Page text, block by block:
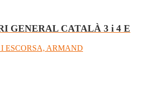
GENERAL CATALÀ 3 i 4 E
ESCORSA, ARMAND